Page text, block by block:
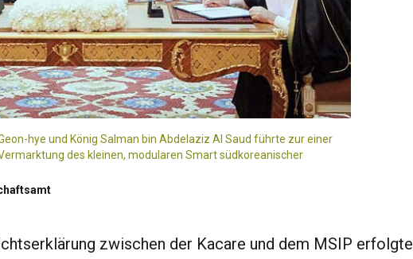
hye und König Salman bin Abdelaziz Al Saud führte zur einer
des kleinen, modularen Smart südkoreanischer
zwischen der Kacare und dem MSIP erfolgte